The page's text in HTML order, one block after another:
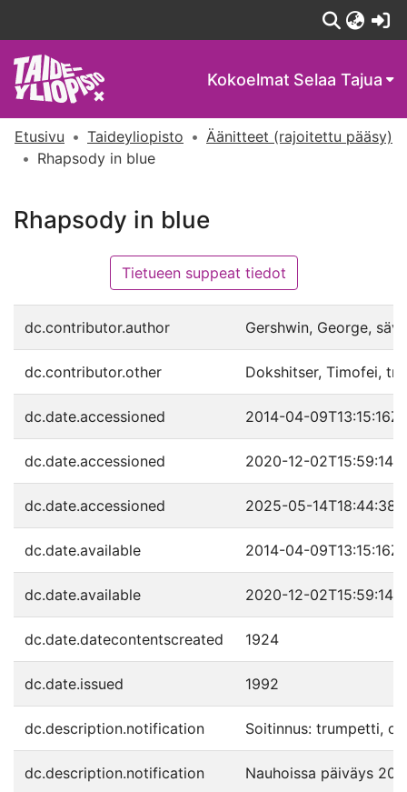
Kokoelmat Selaa Tajua
Etusivu Taideyliopisto
Äänitteet (rajoitettu pääsy)
Rhapsody in blue
Rhapsody in blue
Tietueen suppeat tiedot
dc.contributor.author Gershwin, George, säv.
dc.contributor.other Dokshitser, Timofei,
dc.date.accessioned 2014-04-09T13:15:16Z
dc.date.accessioned 2020-12-02T15:59:14Z
dc.date.accessioned 2025-05-14T18:44:38Z
dc.date.available 2014-04-09T13:15:16Z
dc.date.available 2020-12-02T15:59:14Z
dc.date.datecontentscreated 1924
dc.date.issued 1992
dc.description.notification Soitinnus: trumpetti,
dc.description.notification Nauhoissa päiväys